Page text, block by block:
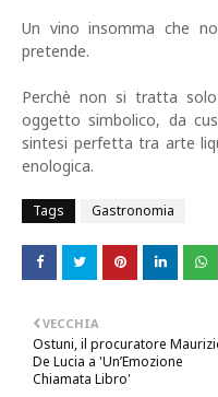
Un vino insomma che
pretende.
Perchè non si tratta
oggetto simbolico, da
sintesi perfetta tra arte
enologica.
Tags Gastronomia
VECCHIA
Ostuni, il procuratore
De Lucia a 'Un’Emozione
Chiamata Libro'